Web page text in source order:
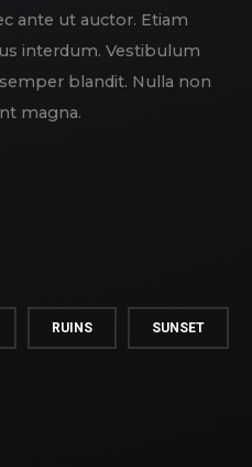
ante ut auctor. Etiam
interdum. Vestibulum
blandit. Nulla non
magna.
RUINS SUNSET